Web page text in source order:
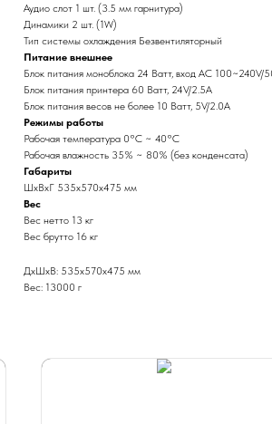
Аудио слот 1 шт. (3.5 мм гарнитура)
Динамики 2 шт. (1W)
Тип системы охлаждения Безвентиляторный
Питание внешнее
Блок питания моноблока 24 Ватт, вход AC
Блок питания принтера 60 Ватт, 24V/2.5A
Блок питания весов не более 10 Ватт, 5V/2.0A
Режимы работы
Рабочая температура 0°С ~ 40°С
Рабочая влажность 35% ~ 80% (без конденсата)
Габариты
ШхВхГ 535х570х475 мм
Вес
Вес нетто 13 кг
Вес брутто 16 кг
ДxШxВ: 535x570x475 мм
Вес: 13000 г